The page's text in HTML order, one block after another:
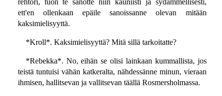
rehtori, tuon te sanotte niin kauniisti ja sydämmellisesti,
ett'en ollenkaan epäile sanoissanne olevan mitään
kaksimielisyyttä.
*Kroll*. Kaksimielisyyttä? Mitä sillä tarkoitatte?
*Rebekka*. No, eihän se olisi lainkaan kummallista, jos
teistä tuntuisi vähän katkeralta, nähdessänne minun, vieraan
ihmisen, hallitsevan ja vallitsevan täällä Rosmersholmassa.